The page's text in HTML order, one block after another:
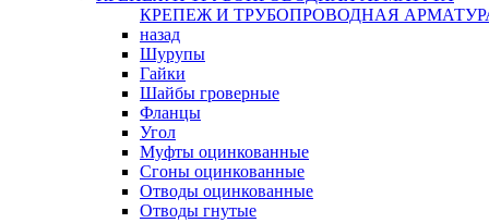
КРЕПЕЖ И ТРУБОПРОВОДНАЯ
назад
Шурупы
Гайки
Шайбы гроверные
Фланцы
Угол
Муфты оцинкованные
Сгоны оцинкованные
Отводы оцинкованные
Отводы гнутые